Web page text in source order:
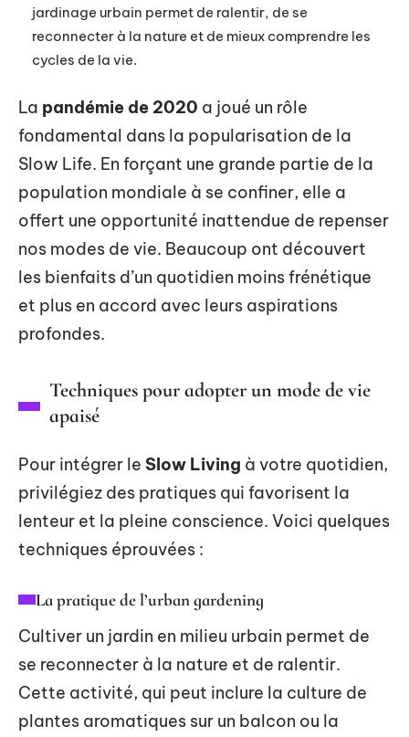
jardinage urbain permet de ralentir, de se
reconnecter à la nature et de mieux comprendre les
cycles de la vie.
La pandémie de 2020 a joué un rôle
fondamental dans la popularisation de la
Slow Life. En forçant une grande partie de la
population mondiale à se confiner, elle a
offert une opportunité inattendue de repenser
nos modes de vie. Beaucoup ont découvert
les bienfaits d’un quotidien moins frénétique
et plus en accord avec leurs aspirations
profondes.
Techniques pour adopter un mode de vie
apaisé
Pour intégrer le Slow Living à votre quotidien,
privilégiez des pratiques qui favorisent la
lenteur et la pleine conscience. Voici quelques
techniques éprouvées :
La pratique de l’urban gardening
Cultiver un jardin en milieu urbain permet de
se reconnecter à la nature et de ralentir.
Cette activité, qui peut inclure la culture de
plantes aromatiques sur un balcon ou la